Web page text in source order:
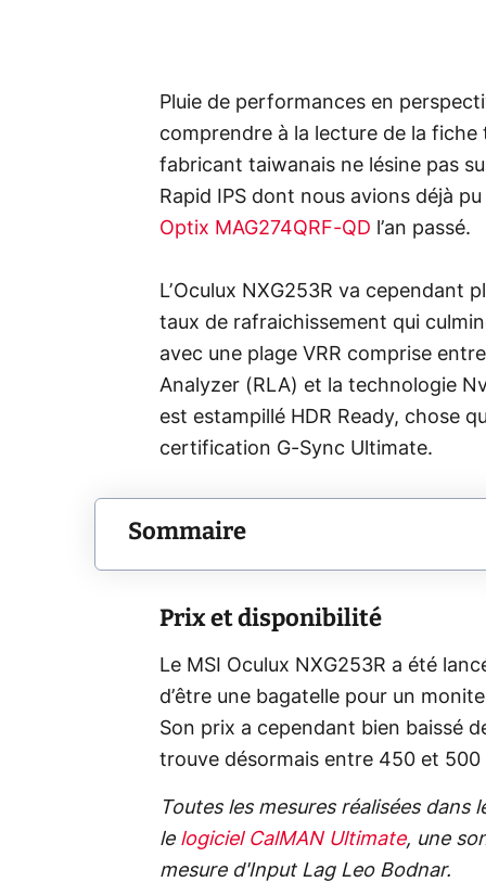
Pluie de performances en
comprendre à la lecture de la
fabricant taiwanais ne lésine pas
Rapid IPS dont nous avions déjà
Optix MAG274QRF-QD l’an passé.
L’Oculux NXG253R va cependant
taux de rafraichissement qui
avec une plage VRR comprise
Analyzer (RLA) et la technologie
est estampillé HDR Ready, chose
certification G-Sync Ultimate.
Sommaire
Prix et disponibilité
Le MSI Oculux NXG253R a été
d’être une bagatelle pour un
Son prix a cependant bien baissé
trouve désormais entre 450 et
Toutes les mesures réalisées
le logiciel CalMAN Ultimate, une
mesure d'Input Lag Leo Bodnar.